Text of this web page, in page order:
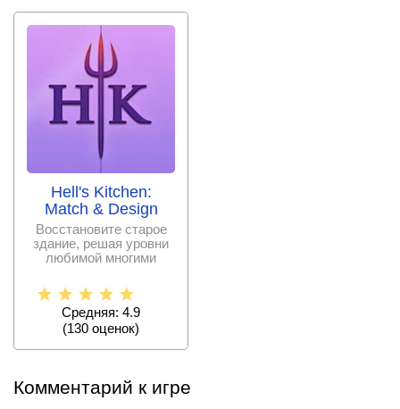
Hell's Kitchen:
Match & Design
Восстановите старое
здание, решая уровни
любимой многими
ряд» и
Средняя: 4.9
(130 оценок)
Комментарий к игре